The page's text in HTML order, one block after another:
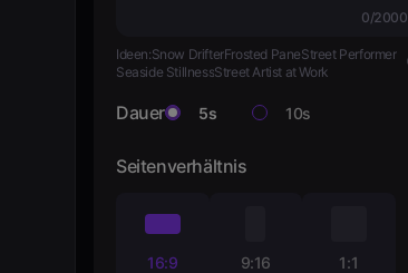
0/2000
Ideen:Snow DrifterFrosted PaneStreet Performer
Seaside StillnessStreet Artist at Work
Dauer 5s 10s
Seitenverhältnis
16:9 9:16 1:1